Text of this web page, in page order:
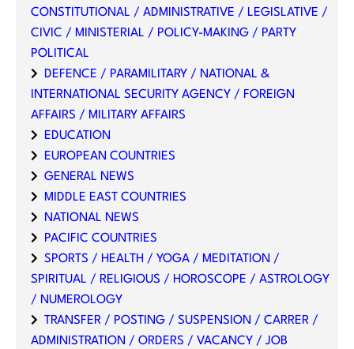
CONSTITUTIONAL / ADMINISTRATIVE / LEGISLATIVE /
CIVIC / MINISTERIAL / POLICY-MAKING / PARTY
POLITICAL
DEFENCE / PARAMILITARY / NATIONAL &
INTERNATIONAL SECURITY AGENCY / FOREIGN
AFFAIRS / MILITARY AFFAIRS
EDUCATION
EUROPEAN COUNTRIES
GENERAL NEWS
MIDDLE EAST COUNTRIES
NATIONAL NEWS
PACIFIC COUNTRIES
SPORTS / HEALTH / YOGA / MEDITATION /
SPIRITUAL / RELIGIOUS / HOROSCOPE / ASTROLOGY
/ NUMEROLOGY
TRANSFER / POSTING / SUSPENSION / CARRER /
ADMINISTRATION / ORDERS / VACANCY / JOB